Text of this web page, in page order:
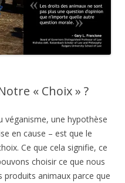
« Choix » ?
véganisme, une hypothèse
en cause – est que le
Ce que cela signifie, ce
choisir ce que nous
animaux parce que